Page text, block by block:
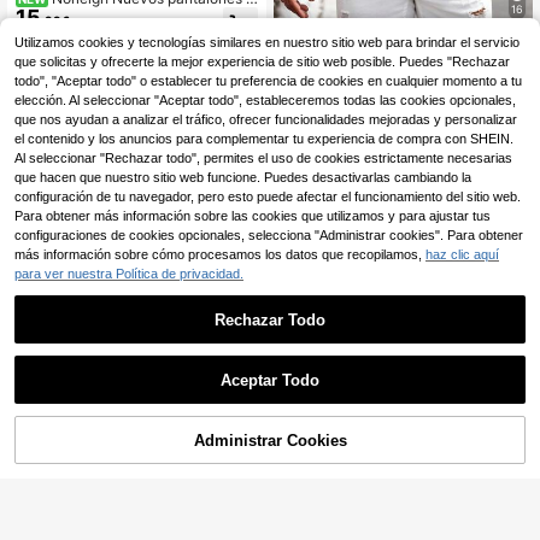
ortos de cargo de verano para hom
bres con estampado de árbol de ca
muflaje, pantalones cargo casuales
de múltiples bolsillos, de moda y ver
sátiles
15,99€
16
Almacén UE Manfinity Homme Cami
sa casual de algodón y lino para ho
mbre, camisa polo de verano
(1000+)
8 ,26€ -42% 14,49€
Lo sentimos, este producto está agotado.
Mostrar artículos similares con stock Ver todo
AGOTADO
Utilizamos cookies y tecnologías similares en nuestro sitio web para brindar el servicio
que solicitas y ofrecerte la mejor experiencia de sitio web posible. Puedes "Rechazar
todo", "Aceptar todo" o establecer tu preferencia de cookies en cualquier momento a tu
elección. Al seleccionar "Aceptar todo", estableceremos todas las cookies opcionales,
que nos ayudan a analizar el tráfico, ofrecer funcionalidades mejoradas y personalizar
el contenido y los anuncios para complementar tu experiencia de compra con SHEIN.
Al seleccionar "Rechazar todo", permites el uso de cookies estrictamente necesarias
que hacen que nuestro sitio web funcione. Puedes desactivarlas cambiando la
configuración de tu navegador, pero esto puede afectar el funcionamiento del sitio web.
Para obtener más información sobre las cookies que utilizamos y para ajustar tus
configuraciones de cookies opcionales, selecciona "Administrar cookies". Para obtener
más información sobre cómo procesamos los datos que recopilamos, haz clic aquí
para ver nuestra Política de privacidad.
Rechazar Todo
Aceptar Todo
Administrar Cookies